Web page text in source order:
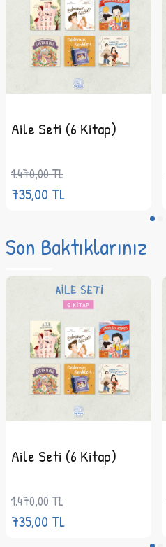
Boyut:22 x 22 cm
Aile Seti (6 Kitap)
1.470,00TL
735,00 TL
Son Baktıklarınız
Aile Seti (6 Kitap)
1.470,00TL
735,00 TL